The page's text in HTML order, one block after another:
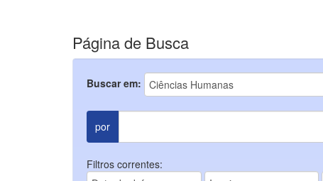
Página de Busca
Buscar em:
por
Filtros correntes: